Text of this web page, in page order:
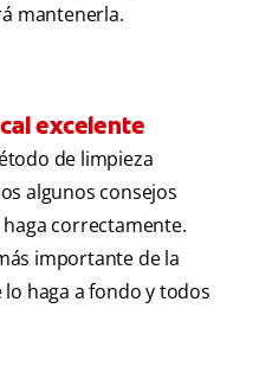
mantenerla.
excelente
de limpieza
algunos consejos
correctamente.
importante de la
haga a fondo y todos